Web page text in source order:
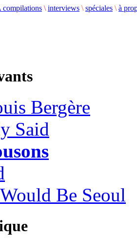
\ interviews \ spéciales \ à
Bergère
Said
Be Seoul